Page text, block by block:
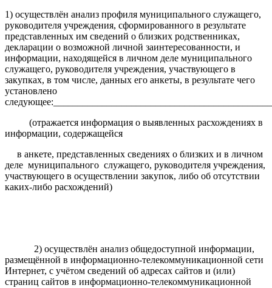
1) осуществлён анализ профиля муниципального служащего,
руководителя учреждения, сформированного в результате
представленных им сведений о близких родственниках,
декларации о возможной личной заинтересованности, и
информации, находящейся в личном деле муниципального
служащего, руководителя учреждения, участвующего в
закупках, в том числе, данных его анкеты, в результате чего
установлено
(отражается информация о выявленных расхождениях в
информации, содержащейся
в анкете, представленных сведениях о близких и в личном
деле муниципального служащего, руководителя учреждения,
участвующего в осуществлении закупок, либо об отсутствии
каких-либо расхождений)
2) осуществлён анализ общедоступной информации,
размещённой в информационно-телекоммуникационной сети
Интернет, с учётом сведений об адресах сайтов и (или)
страниц сайтов в информационно-телекоммуникационной